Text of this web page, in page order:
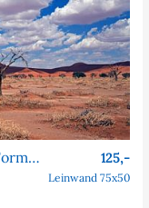
Himmel über der Namib – Farben, Formen, Faszination 125,-
Leinwand 75x50